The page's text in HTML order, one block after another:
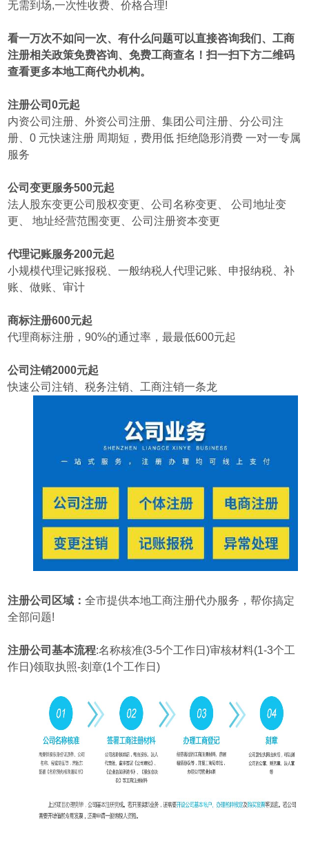
无需到场,一次性收费、价格合理!
看一万次不如问一次、有什么问题可以直接咨询我们、工商
注册相关政策免费咨询、免费工商查名！扫一扫下方二维码
查看更多本地工商代办机构。
注册公司0元起
内资公司注册、外资公司注册、集团公司注册、分公司注
册、0 元快速注册 周期短，费用低 拒绝隐形消费 一对一专属
服务
公司变更服务500元起
法人股东变更公司股权变更、公司名称变更、 公司地址变
更、 地址经营范围变更、公司注册资本变更
代理记账服务200元起
小规模代理记账报税、一般纳税人代理记账、申报纳税、补
账、做账、审计
商标注册600元起
代理商标注册，90%的通过率，最最低600元起
公司注销2000元起
快速公司注销、税务注销、工商注销一条龙
注册公司区域： 全市提供本地工商注册代办服务，帮你搞定
全部问题!
注册公司基本流程:名称核准(3-5个工作日)审核材料(1-3个工
作日)领取执照-刻章(1个工作日)